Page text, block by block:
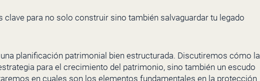
clave para no solo construir sino también salvaguardar tu legado
planificación patrimonial bien estructurada. Discutiremos cómo la
para el crecimiento del patrimonio, sino también un escudo
en cuales son los elementos fundamentales en la protección